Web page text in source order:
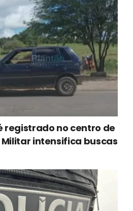
registrado no centro de
intensifica buscas